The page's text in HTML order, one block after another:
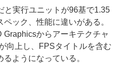
実行ユニットが96基で1.35
ック、性能に違いがある。
からアーキテクチャ
向上し、FPSタイトルを含む
ようになっている。